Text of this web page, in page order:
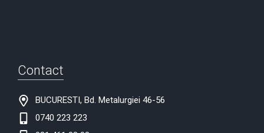
Contact
BUCURESTI, Bd. Metalurgiei 46-56
0740 223 223